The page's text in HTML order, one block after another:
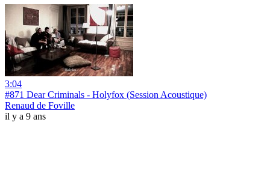
3:04
#871 Dear Criminals - Holyfox (Session Acoustique)
Renaud de Foville
il y a 9 ans